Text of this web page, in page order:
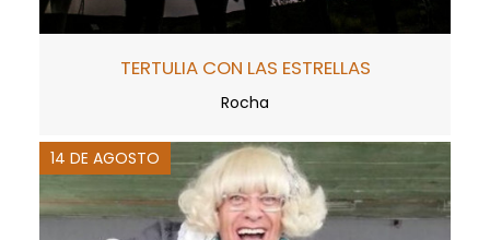
TERTULIA CON LAS ESTRELLAS
Rocha
14 DE AGOSTO